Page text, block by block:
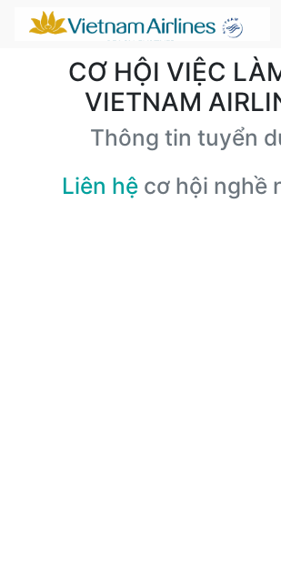
CƠ HỘI VIỆC
VIETNAM
Thông tin tuyển
Liên hệ cơ hội nghề